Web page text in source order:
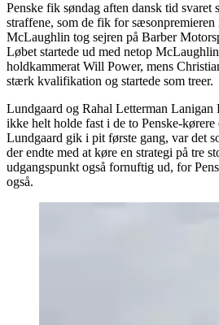
Penske fik søndag aften dansk tid svaret
straffene, som de fik for sæsonpremieren
McLaughlin tog sejren på Barber
Løbet startede ud med netop
holdkammerat Will Power, mens
stærk kvalifikation og startede som treer.
Lundgaard og Rahal Letterman
ikke helt holde fast i de to Penske-
Lundgaard gik i pit første gang, var det
der endte med at køre en strategi på tre
udgangspunkt også fornuftig ud, for
også.